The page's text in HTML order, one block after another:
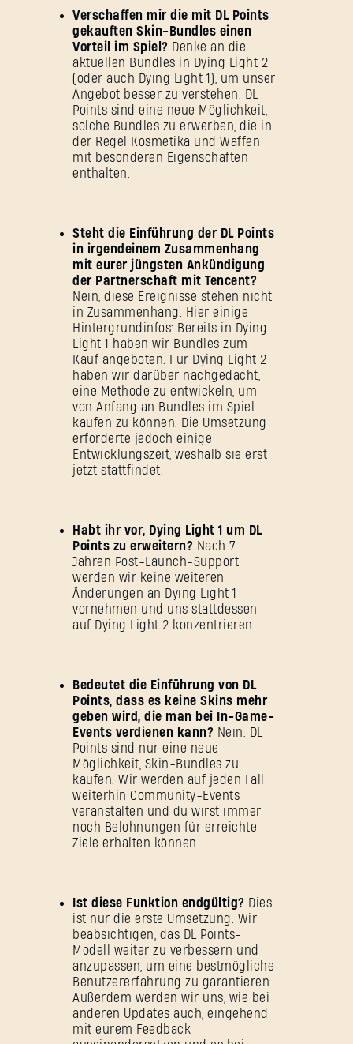
Verschaffen mir die mit DL Points
gekauften Skin-Bundles einen
Vorteil im Spiel? Denke an die
aktuellen Bundles in Dying Light 2
(oder auch Dying Light 1), um unser
Angebot besser zu verstehen. DL
Points sind eine neue Möglichkeit,
solche Bundles zu erwerben, die in
der Regel Kosmetika und Waffen
mit besonderen Eigenschaften
enthalten.
Steht die Einführung der DL Points
in irgendeinem Zusammenhang
mit eurer jüngsten Ankündigung
der Partnerschaft mit Tencent?
Nein, diese Ereignisse stehen nicht
in Zusammenhang. Hier einige
Hintergrundinfos: Bereits in Dying
Light 1 haben wir Bundles zum
Kauf angeboten. Für Dying Light 2
haben wir darüber nachgedacht,
eine Methode zu entwickeln, um
von Anfang an Bundles im Spiel
kaufen zu können. Die Umsetzung
erforderte jedoch einige
Entwicklungszeit, weshalb sie erst
jetzt stattfindet.
Habt ihr vor, Dying Light 1 um DL
Points zu erweitern? Nach 7
Jahren Post-Launch-Support
werden wir keine weiteren
Änderungen an Dying Light 1
vornehmen und uns stattdessen
auf Dying Light 2 konzentrieren.
Bedeutet die Einführung von DL
Points, dass es keine Skins mehr
geben wird, die man bei In-Game-
Events verdienen kann? Nein. DL
Points sind nur eine neue
Möglichkeit, Skin-Bundles zu
kaufen. Wir werden auf jeden Fall
weiterhin Community-Events
veranstalten und du wirst immer
noch Belohnungen für erreichte
Ziele erhalten können.
Ist diese Funktion endgültig? Dies
ist nur die erste Umsetzung. Wir
beabsichtigen, das DL Points-
Modell weiter zu verbessern und
anzupassen, um eine bestmögliche
Benutzererfahrung zu garantieren.
Außerdem werden wir uns, wie bei
anderen Updates auch, eingehend
mit eurem Feedback